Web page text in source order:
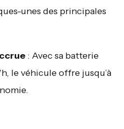
unes des principales
: Avec sa batterie
le véhicule offre jusqu’à